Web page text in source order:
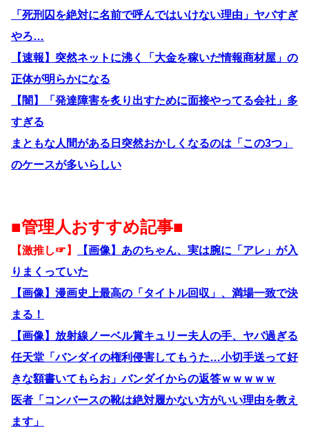
「死刑囚を絶対に名前で呼んではいけない理由」ヤバすぎ
やろ…
【速報】突然ネットに沸く「大金を稼いだ情報商材屋」の
正体が明らかになる
【闇】「発達障害を炙り出すために面接やってる会社」多
すぎる
まともな人間がある日突然おかしくなるのは「この3つ」
のケースが多いらしい
■管理人おすすめ記事■
【激推し☞】
【画像】あのちゃん、実は腕に「アレ」が入
りまくっていた
【画像】漫画史上最高の「タイトル回収」、満場一致で決
まる！
【画像】放射線ノーベル賞キュリー夫人の手、ヤバ過ぎる
任天堂「バンダイの権利侵害してもうた…小切手送って好
きな額書いてもらお」バンダイからの返答ｗｗｗｗｗ
医者「コンバースの靴は絶対履かない方がいい理由を教え
ます」